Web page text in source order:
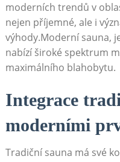
moderních trendů v
nejen příjemné, ale i
výhody.Moderní sauna,
nabízí široké spektrum
maximálního blahobytu.
Integrace
moderními
Tradiční sauna ⁣má své